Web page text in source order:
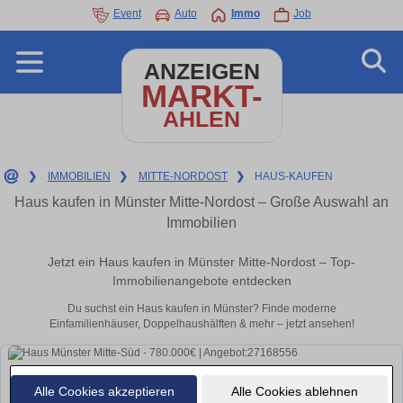
Alle Cookies akzeptieren Alle Cookies ablehnen
Event Auto Immo Job
ANZEIGEN
MARKT-
AHLEN
❯ IMMOBILIEN ❯ MITTE-NORDOST ❯ HAUS-KAUFEN
Haus kaufen in Münster Mitte-Nordost – Große Auswahl an
Immobilien
Jetzt ein Haus kaufen in Münster Mitte-Nordost – Top-
Immobilienangebote entdecken
Du suchst ein Haus kaufen in Münster? Finde moderne
Einfamilienhäuser, Doppelhaushälften & mehr – jetzt ansehen!